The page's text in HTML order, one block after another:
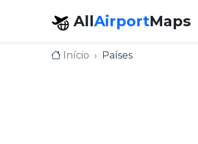
AllAirportMaps
Início Países